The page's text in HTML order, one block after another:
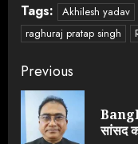
Tags: Akhilesh yadav
raghuraj pratap singh
Continue
Reading
Previous
सांसद